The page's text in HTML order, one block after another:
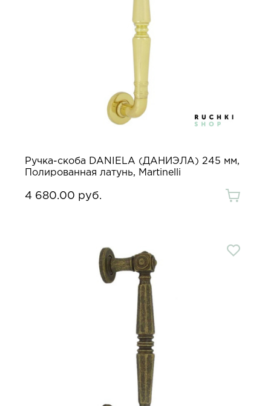
Ручка-скоба DANIELA (ДАНИЭЛА) 245 мм,
Полированная латунь, Martinelli
4 680.00 руб.